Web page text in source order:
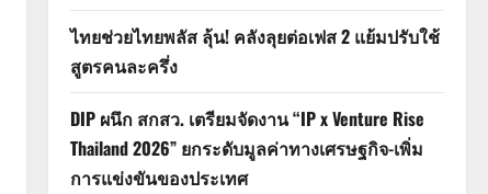
ไทยช่วยไทยพลัส ลุ้น! คลังลุยต่อเฟส 2 แย้มปรับใช้
สูตรคนละครึ่ง
DIP ผนึก สกสว. เตรียมจัดงาน “IP x Venture Rise
Thailand 2026” ยกระดับมูลค่าทางเศรษฐกิจ-เพิ่ม
การแข่งขันของประเทศ